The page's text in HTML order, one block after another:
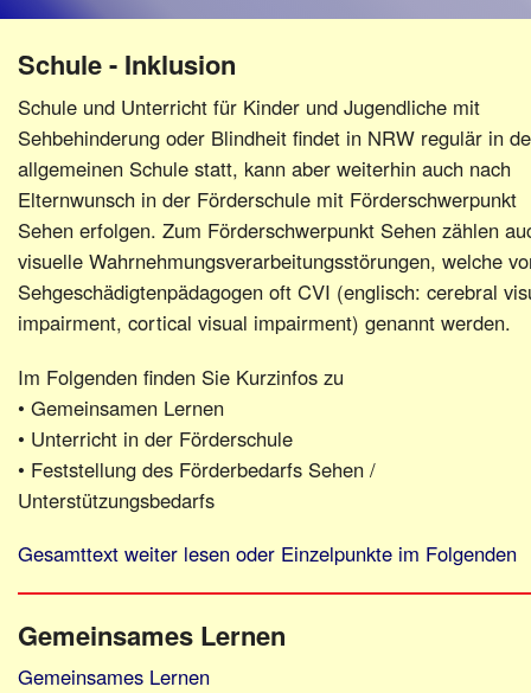
Verbände
Schule - Inklusion
Schule und Unterricht für Kinder und Jugendliche mit
Sehbehinderung oder Blindheit findet in NRW regulär in
allgemeinen Schule statt, kann aber weiterhin auch nach
Elternwunsch in der Förderschule mit Förderschwerpunkt
Sehen erfolgen. Zum Förderschwerpunkt Sehen zählen
visuelle Wahrnehmungsverarbeitungsstörungen, welche
Sehgeschädigtenpädagogen oft CVI (englisch: cerebral
impairment, cortical visual impairment) genannt werden.
Im Folgenden finden Sie Kurzinfos zu
• Gemeinsamen Lernen
• Unterricht in der Förderschule
• Feststellung des Förderbedarfs Sehen /
Unterstützungsbedarfs
Gesamttext weiter lesen oder Einzelpunkte im Folgenden
Gemeinsames Lernen
Gemeinsames Lernen